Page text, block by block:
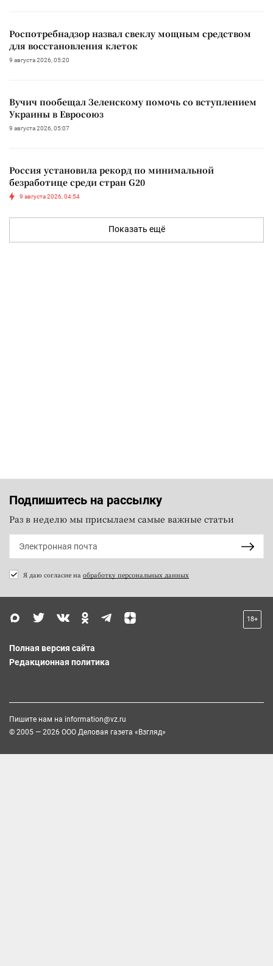
Роспотребнадзор назвал свеклу мощным средством
для восстановления клеток
9 августа 2026, 05:20
Вучич пообещал Зеленскому помочь со вступлением
Украины в Евросоюз
9 августа 2026, 05:07
Россия установила рекорд по минимальной
безработице среди стран G20
9 августа 2026, 04:54
Показать ещё
Подпишитесь на рассылку
Раз в неделю мы присылаем самые важные статьи
Я даю согласие на обработку персональных данных
18+
Полная версия сайта
Редакционная политика
Пишите нам на information@vz.ru
© 2005 — 2026 ООО Деловая газета «Взгляд»